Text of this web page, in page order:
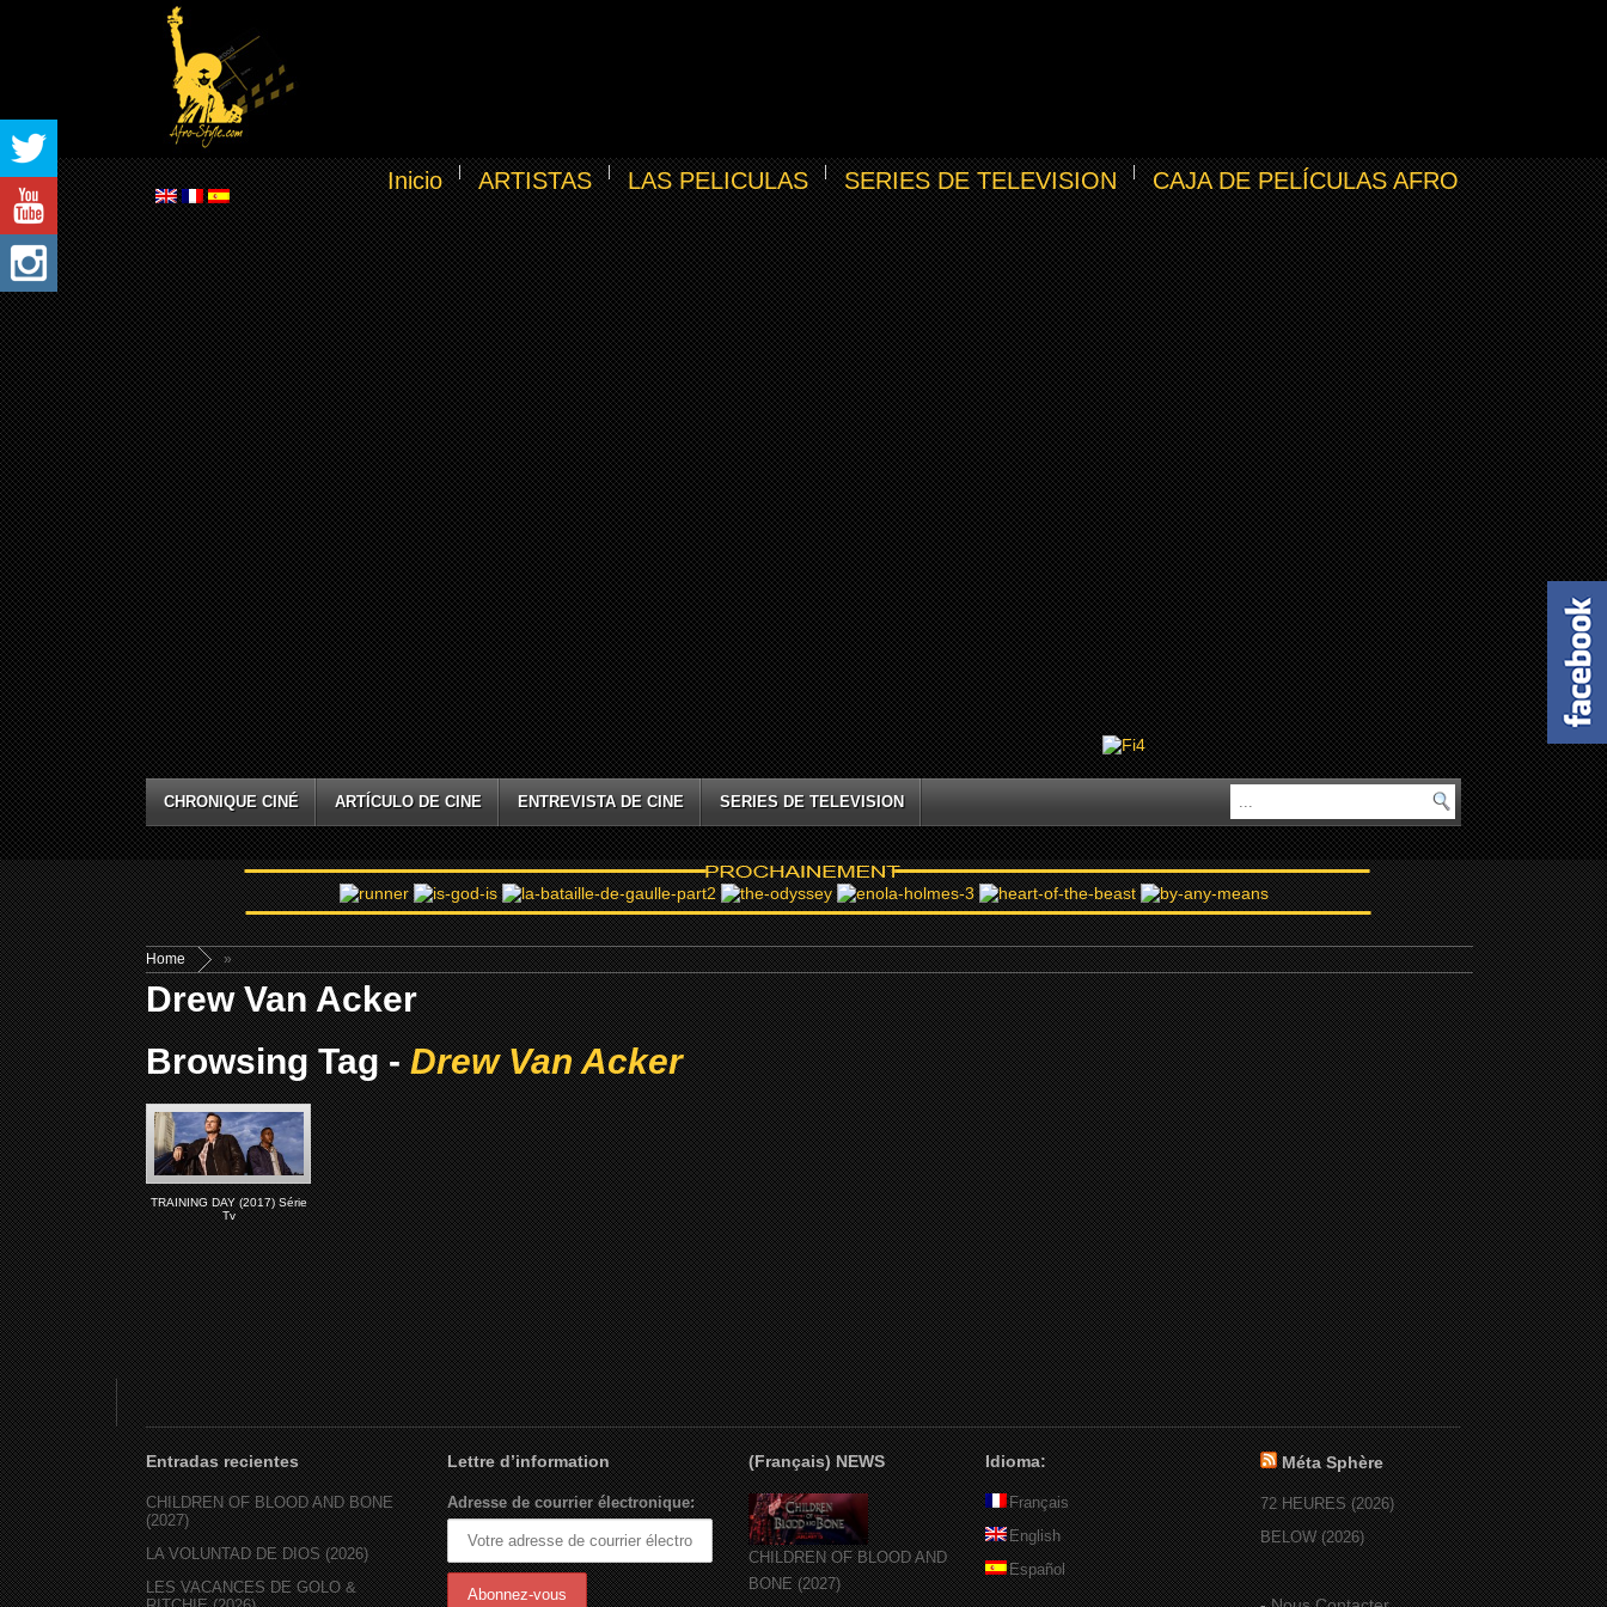
Inicio ARTISTAS LAS PELICULAS SERIES DE TELEVISION CAJA DE PELÍCULAS AFRO
CHRONIQUE CINÉ ARTÍCULO DE CINE ENTREVISTA DE CINE SERIES DE TELEVISION
Home »
Drew Van Acker
Browsing Tag -Drew Van Acker
TRAINING DAY (2017) Série
Tv
Entradas recientes
CHILDREN OF BLOOD AND BONE
(2027)
LA VOLUNTAD DE DIOS (2026)
LES VACANCES DE GOLO &
Lettre d’information
Adresse de courrier électronique:
(Français) NEWS
CHILDREN OF BLOOD AND
BONE (2027)
Idioma:
Français
English
Español
Méta Sphère
72 HEURES (2026)
BELOW (2026)